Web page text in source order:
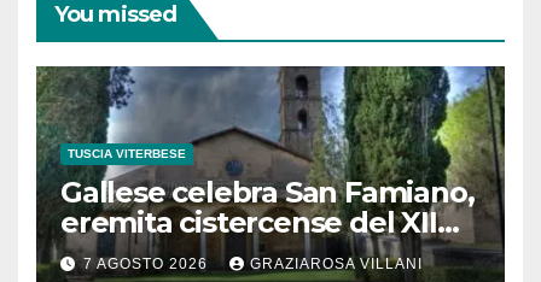
You missed
TUSCIA VITERBESE
Gallese celebra San Famiano,
eremita cistercense del XII
secolo
7 AGOSTO 2026 GRAZIAROSA VILLANI